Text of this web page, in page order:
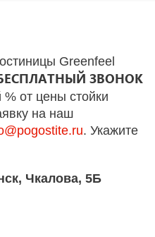
Greenfeel
ЗВОНОК
% от цены стойки
на наш
@pogostite.ru. Укажите
Чкалова, 5Б